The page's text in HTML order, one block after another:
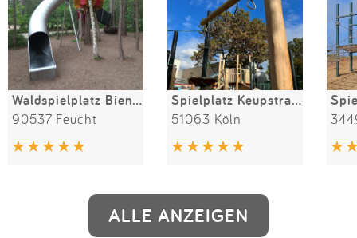
Waldspielplatz Bienengarten
90537 Feucht
Spielplatz Keupstraße
51063 Köln
ALLE ANZEIGEN